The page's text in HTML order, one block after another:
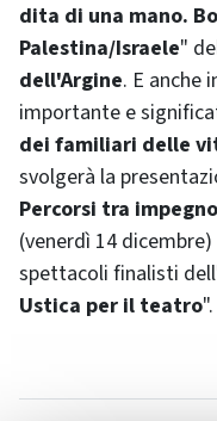
dita di una mano.
Palestina/Israele"
dell'Argine. E anche
importante e
dei familiari delle
svolgerà la
Percorsi tra
(venerdì 14
spettacoli finalisti
Ustica per il teatro".